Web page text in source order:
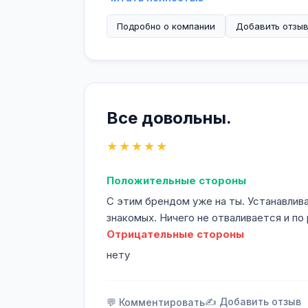
Производства Motorherz GmbH
В России бренд Motorherz хорошо
стартеры, генераторы,
агрегаты, но и полный перечень
ваше транспортное средство
*Различные категории товаров
Подробно о компании Добавить отзыв
Все довольны.
★★★★★
Положительные стороны
С этим брендом уже на ты.
знакомых. Ничего не отваливается и
Отрицательные стороны
нету
💬 Комментировать✍️ Добавить отзыв